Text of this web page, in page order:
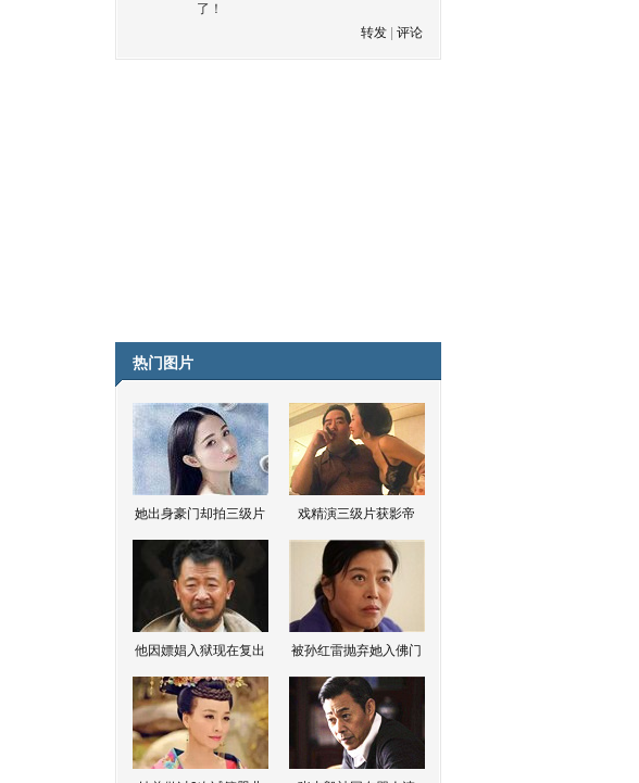
了！
转发
评论
热门图片
她出身豪门却拍三级片 戏精演三级片获影帝
他因嫖娼入狱现在复出 被孙红雷抛弃她入佛门